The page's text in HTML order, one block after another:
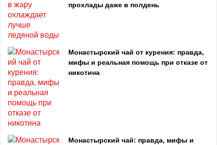
прохлады даже в полдень
Монастырский чай от курения: правда,
мифы и реальная помощь при отказе от
никотина
Монастырский чай: правда, мифы и